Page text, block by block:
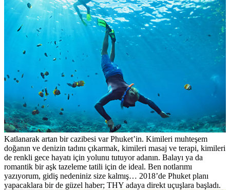
Katlanarak artan bir cazibesi var Phuket’in. Kimileri muhteşem
doğanın ve denizin tadını çıkarmak, kimileri masaj ve terapi, kimileri
de renkli gece hayatı için yolunu tutuyor adanın. Balayı ya da
romantik bir aşk tazeleme tatili için de ideal. Ben notlarımı
yazıyorum, gidiş nedeniniz size kalmış… 2018’de Phuket planı
yapacaklara bir de güzel haber; THY adaya direkt uçuşlara başladı.